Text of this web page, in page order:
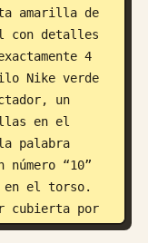
amarilla de
con detalles
4
Nike verde
un
en el
palabra
número “10”
en el torso.
cubierta por
de la